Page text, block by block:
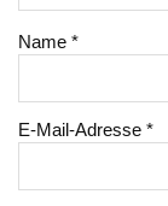
Name*
E-Mail-Adresse*